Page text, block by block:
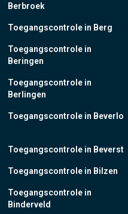
Berbroek
Toegangscontrole in Berg
Toegangscontrole in
Beringen
Toegangscontrole in
Berlingen
Toegangscontrole in Beverlo
Toegangscontrole in Beverst
Toegangscontrole in Bilzen
Toegangscontrole in
Binderveld